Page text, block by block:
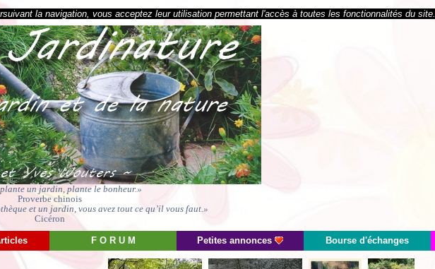
la navigation, vous acceptez leur utilisation permettant l'accès à toutes les fonctionnalités du site.
un jardin, plante le bonheur.»
Proverbe chinois
et un jardin, vous avez tout ce qu’il vous faut.»
Cicéron
F O R U M Petites annonces Bourse d'échanges